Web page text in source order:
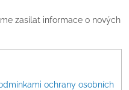
zasílat informace o nových
ochrany osobních